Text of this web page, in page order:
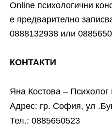
Online психологични
е предварително
0888132938 или
КОНТАКТИ
Яна Костова –
Адрес: гр. София, ул
Тел.: 0885650523